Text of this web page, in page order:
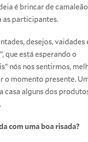
é brincar de camaleão
as participantes.
desejos, vaidades
que está esperando o
nós nos sentirmos,
o momento presente.
casa alguns dos
com uma boa risada?